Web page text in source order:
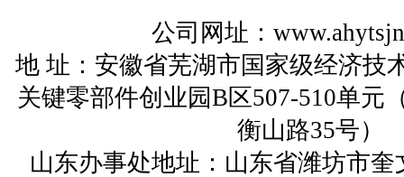
公司网址：
地 址：安徽省芜湖市国家级经济技
关键零部件创业园B区507-510单元
衡山路35号）
山东办事处地址：山东省潍坊市奎